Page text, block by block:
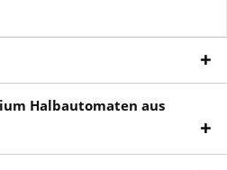
Halbautomaten aus